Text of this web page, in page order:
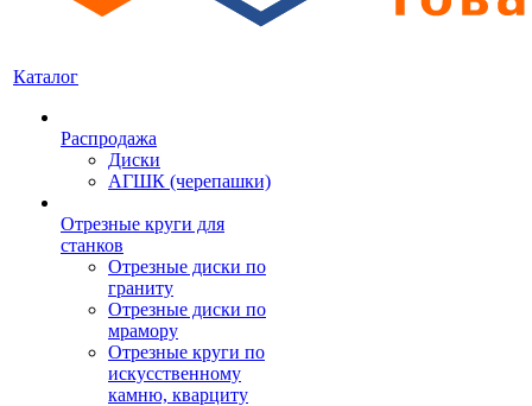
Каталог
Распродажа
Диски
АГШК (черепашки)
Отрезные круги для
станков
Отрезные диски по
граниту
Отрезные диски по
мрамору
Отрезные круги по
искусственному
камню, кварциту